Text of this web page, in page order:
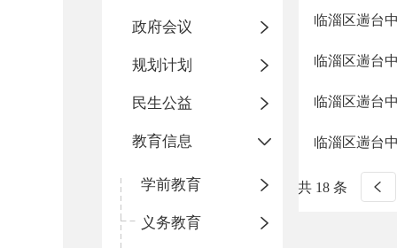
政府会议
规划计划
民生公益
教育信息
学前教育
义务教育
临淄区遄台
临淄区遄台
临淄区遄台
临淄区遄台
共 18 条